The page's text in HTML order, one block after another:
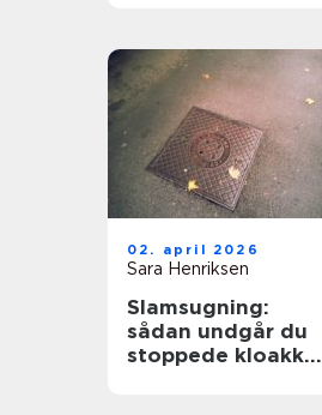
02. april 2026
Sara Henriksen
Slamsugning:
sådan undgår du
stoppede kloakker